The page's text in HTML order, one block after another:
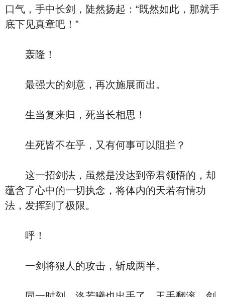
口气，手中长剑，陡然扬起：“既然如此，那就手
底下见真章吧！”
轰隆！
最强大的剑意，再次施展而出。
生当复来归，死当长相思！
生死皆不在乎，又有何事可以阻拦？
这一招剑法，虽然是没达到帝君领悟的，却
蕴含了心中的一切执念，将体内的天若有情功
法，发挥到了极限。
呼！
一剑将狠人的攻击，斩成两半。